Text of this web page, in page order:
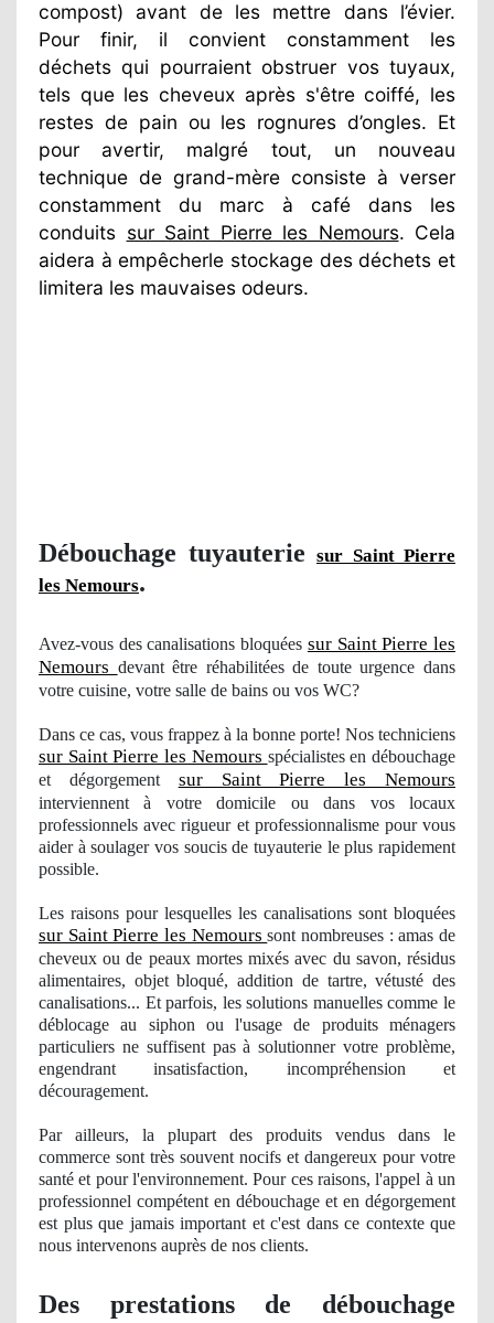
compost) avant de les mettre dans l’évier.
Pour finir, il convient constamment les
déchets qui pourraient obstruer vos tuyaux,
tels que les cheveux après s'être coiffé, les
restes de pain ou les rognures d’ongles. Et
pour avertir, malgré tout, un nouveau
technique de grand-mère consiste à verser
constamment du marc à café dans les
conduits sur Saint Pierre les Nemours. Cela
aidera à empêcherle stockage des déchets et
limitera les mauvaises odeurs.
Débouchage tuyauterie sur Saint Pierre
les Nemours.
Avez-vous des canalisations bloquées sur Saint Pierre les
Nemours devant être réhabilitées de toute urgence dans
votre cuisine, votre salle de bains ou vos WC?
Dans ce cas, vous frappez à la bonne porte! Nos techniciens
sur Saint Pierre les Nemours spécialistes en débouchage
et dégorgement sur Saint Pierre les Nemours
interviennent à votre domicile ou dans vos locaux
professionnels avecrigueuret professionnalisme pour vous
aider à soulagervos soucis de tuyauterie le plus rapidement
possible.
Les raisons pour lesquelles les canalisations sont bloquées
sur Saint Pierre les Nemourssont nombreuses : amas de
cheveux ou de peaux mortes mixés avec du savon, résidus
alimentaires, objet bloqué, addition de tartre, vétusté des
canalisations... Et parfois, les solutions manuelles comme le
déblocage au siphon oul'usage de produits ménagers
particuliers ne suffisent pas à solutionner votre problème,
engendrant insatisfaction, incompréhension et
découragement.
Par ailleurs, la plupart des produits vendus dans le
commerce sont très souvent nocifs et dangereux pour votre
santé et pour l'environnement. Pour ces raisons, l'appel à un
professionnel compétent en débouchage et en dégorgement
est plus que jamais important et c'est dans ce contexte que
nous intervenons auprès de nos clients.
Des prestations de débouchage